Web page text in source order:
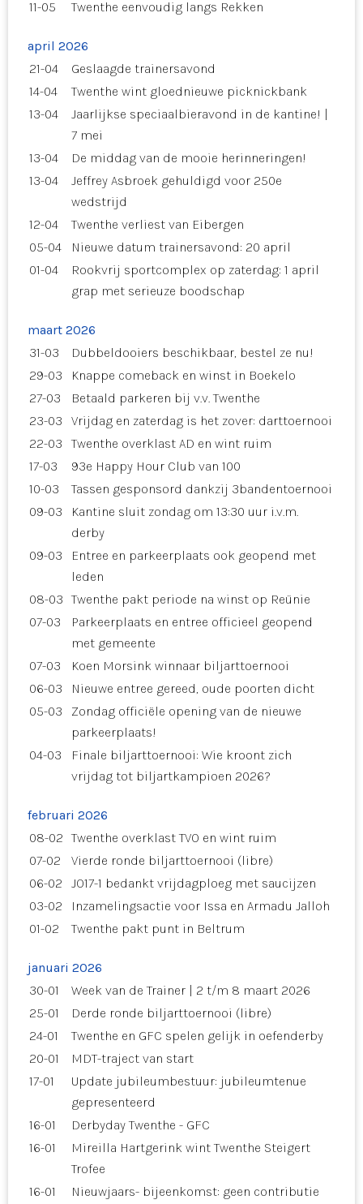
11-05 Twenthe eenvoudig langs Rekken
april 2026
21-04
Geslaagde trainersavond
14-04
Twenthe wint gloednieuwe picknickbank
13-04
Jaarlijkse speciaalbieravond in de kantine! |
7 mei
13-04
De middag van de mooie herinneringen!
13-04
Jeffrey Asbroek gehuldigd voor 250e
wedstrijd
12-04
Twenthe verliest van Eibergen
05-04
Nieuwe datum trainersavond: 20 april
01-04
Rookvrij sportcomplex op zaterdag: 1 april
grap met serieuze boodschap
maart 2026
31-03
Dubbeldooiers beschikbaar, bestel ze nu!
29-03
Knappe comeback en winst in Boekelo
27-03
Betaald parkeren bij v.v. Twenthe
23-03
Vrijdag en zaterdag is het zover: darttoernooi
22-03
Twenthe overklast AD en wint ruim
17-03
93e Happy Hour Club van 100
10-03
Tassen gesponsord dankzij 3bandentoernooi
09-03
Kantine sluit zondag om 13:30 uur i.v.m.
derby
09-03
Entree en parkeerplaats ook geopend met
leden
08-03 Twenthe pakt periode na winst op Reünie
07-03
Parkeerplaats en entree officieel geopend
met gemeente
07-03
Koen Morsink winnaar biljarttoernooi
06-03
Nieuwe entree gereed, oude poorten dicht
05-03
Zondag officiële opening van de nieuwe
parkeerplaats!
04-03
Finale biljarttoernooi: Wie kroont zich
vrijdag tot biljartkampioen 2026?
februari 2026
08-02 Twenthe overklast TVO en wint ruim
07-02
Vierde ronde biljarttoernooi (libre)
06-02
JO17-1 bedankt vrijdagploeg met saucijzen
03-02
Inzamelingsactie voor Issa en Armadu Jalloh
01-02
Twenthe pakt punt in Beltrum
januari 2026
30-01
Week van de Trainer | 2 t/m 8 maart 2026
25-01
Derde ronde biljarttoernooi (libre)
24-01
Twenthe en GFC spelen gelijk in oefenderby
20-01
MDT-traject van start
17-01
Update jubileumbestuur: jubileumtenue
gepresenteerd
16-01
Derbyday Twenthe - GFC
16-01
Mireilla Hartgerink wint Twenthe Steigert
Trofee
16-01
Nieuwjaars- bijeenkomst: geen contributie